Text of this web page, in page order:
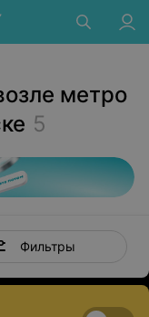
метро
5
Фильтры